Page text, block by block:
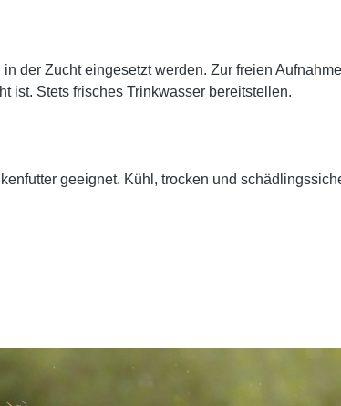
der Zucht eingesetzt werden. Zur freien
ist. Stets frisches Trinkwasser bereitstellen.
geeignet. Kühl, trocken und